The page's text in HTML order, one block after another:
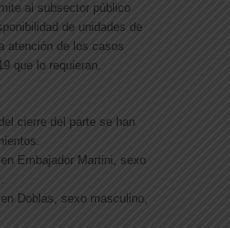
al subsector público
de unidades de
atención de los casos
que lo requieran.
cierre del parte se han
Embajador Martini, sexo
Doblas, sexo masculino,